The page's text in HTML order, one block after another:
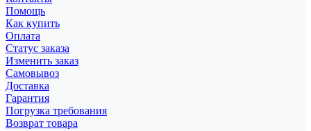
Помощь
Как купить
Оплата
Статус заказа
Изменить заказ
Самовывоз
Доставка
Гарантия
Погрузка требования
Возврат товара